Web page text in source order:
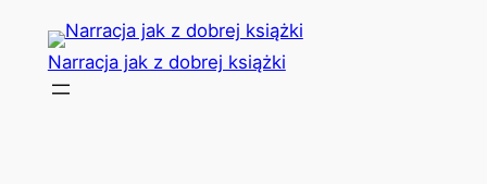
Przejdź
treści
Narracja jak z dobrej książki